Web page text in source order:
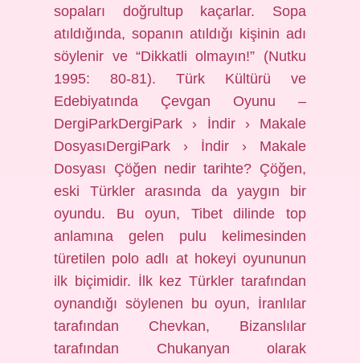
sopaları doğrultup kaçarlar. Sopa
atıldığında, sopanın atıldığı kişinin adı
söylenir ve “Dikkatli olmayın!” (Nutku
1995: 80-81). Türk Kültürü ve
Edebiyatında Çevgan Oyunu –
DergiParkDergiPark › İndir › Makale
DosyasıDergiPark › İndir › Makale
Dosyası Çöğen nedir tarihte? Çöğen,
eski Türkler arasında da yaygın bir
oyundu. Bu oyun, Tibet dilinde top
anlamına gelen pulu kelimesinden
türetilen polo adlı at hokeyi oyununun
ilk biçimidir. İlk kez Türkler tarafından
oynandığı söylenen bu oyun, İranlılar
tarafından Chevkan, Bizanslılar
tarafından Chukanyan olarak